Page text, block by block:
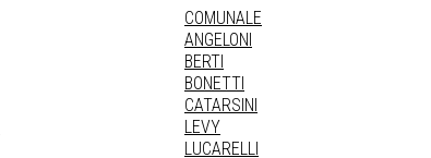
COMUNALE
ANGELONI
BERTI
BONETTI
CATARSINI
LEVY
LUCARELLI